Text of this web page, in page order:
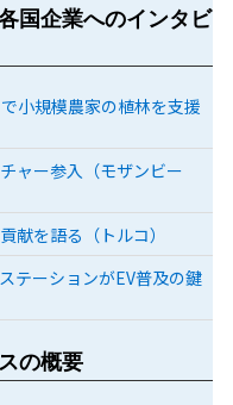
国企業へのインタビ
小規模農家の植林を支援
ャー参入（モザンビー
献を語る（トルコ）
テーションがEV普及の鍵
の概要